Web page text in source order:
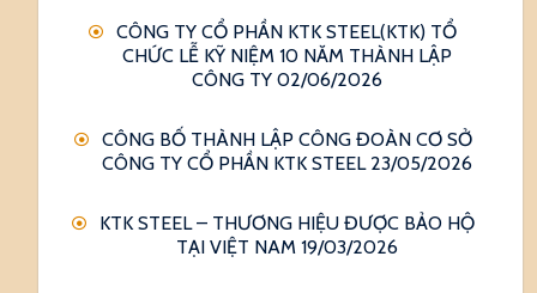
CÔNG TY CỔ PHẦN KTK STEEL(KTK) TỔ
CHỨC LỄ KỸ NIỆM 10 NĂM THÀNH LẬP
CÔNG TY 02/06/2026
CÔNG BỐ THÀNH LẬP CÔNG ĐOÀN CƠ SỞ
CÔNG TY CỔ PHẦN KTK STEEL 23/05/2026
KTK STEEL – THƯƠNG HIỆU ĐƯỢC BẢO HỘ
TẠI VIỆT NAM 19/03/2026